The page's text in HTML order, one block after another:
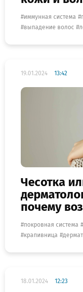
иммунная система
выпадение волос
19.01.2024 13:42
Чесотка
почему
покровная система
крапивница
18.01.2024 12:23